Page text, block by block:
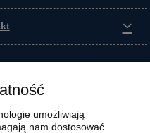
umożliwiają
nam dostosować